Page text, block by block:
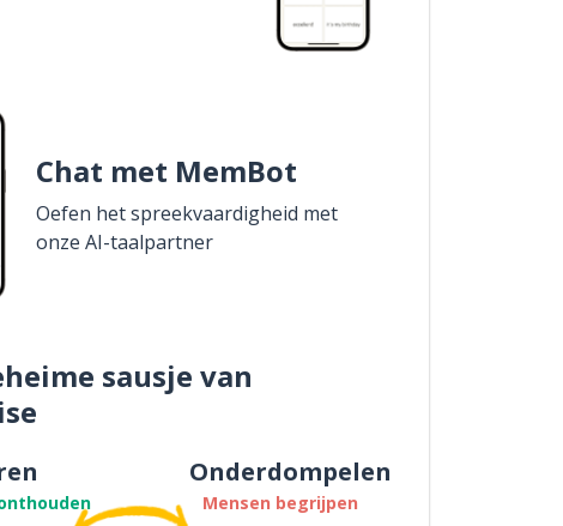
Chat met MemBot
Oefen het spreekvaardigheid met
onze AI-taalpartner
sausje van
Onderdompelen
Mensen begrijpen